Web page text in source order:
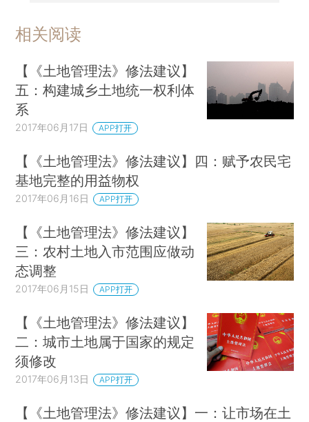
相关阅读
【《土地管理法》修法建议】
五：构建城乡土地统一权利体
系
2017年06月17日 APP打开
【《土地管理法》修法建议】四：赋予农民宅
基地完整的用益物权
2017年06月16日 APP打开
【《土地管理法》修法建议】
三：农村土地入市范围应做动
态调整
2017年06月15日 APP打开
【《土地管理法》修法建议】
二：城市土地属于国家的规定
须修改
2017年06月13日 APP打开
【《土地管理法》修法建议】一：让市场在土